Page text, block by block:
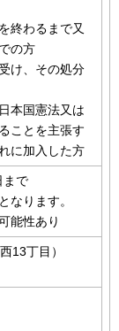
終わるまで又
の方
け、その処分
本国憲法又は
ことを主張す
に加入した方
まで
なります。
能性あり
13丁目）